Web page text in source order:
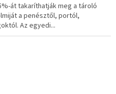
át takaríthatják meg a tároló
a penésztől, portól,
Az egyedi...